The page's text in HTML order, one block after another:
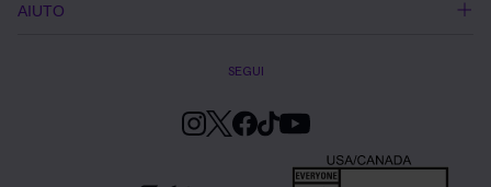
AIUTO
SEGUI